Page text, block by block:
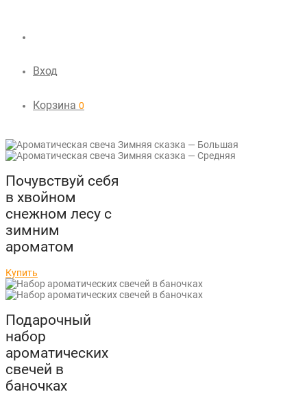
Вход
Корзина 0
Почувствуй себя
в хвойном
снежном лесу с
зимним
ароматом
Купить
Подарочный
набор
ароматических
свечей в
баночках